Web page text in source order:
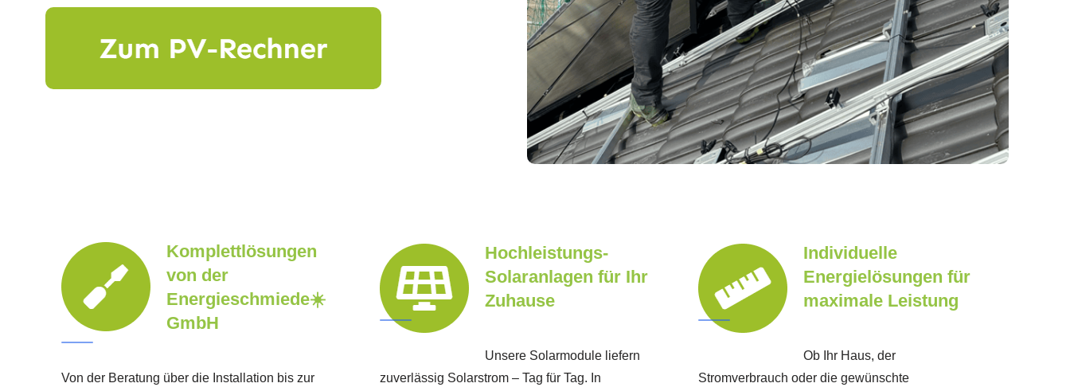
Komplettlösungen
von der
Energieschmiede☀️
GmbH
Von der Beratung über die Installation bis zur
Hochleistungs-
Solaranlagen für Ihr
Zuhause
Unsere Solarmodule liefern
zuverlässig Solarstrom – Tag für Tag. In
Individuelle
Energielösungen für
maximale Leistung
Ob Ihr Haus, der
Stromverbrauch oder die gewünschte